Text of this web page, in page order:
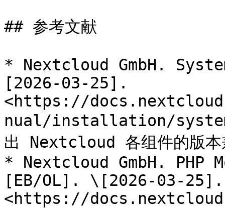
## 参考文献
* Nextcloud GmbH.
[2026-03-25].
<https://
nual/installation/
出 Nextcloud 各组件的版本
* Nextcloud GmbH.
[EB/OL]. \[2026-03-25].
<https://